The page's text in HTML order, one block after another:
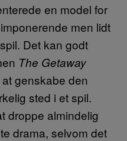
en model for
men lidt
Det kan godt
The Getaway
genskabe den
sted i et spil.
droppe almindelig
drama, selvom det